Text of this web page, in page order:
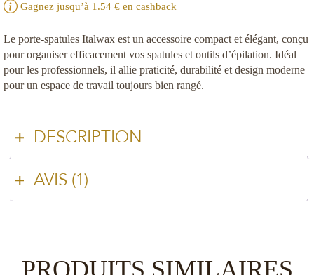
Gagnez jusqu’à 1.54 € en cashback
Le porte-spatules Italwax est un accessoire compact et élégant, conçu
pour organiser efficacement vos spatules et outils d’épilation. Idéal
pour les professionnels, il allie praticité, durabilité et design moderne
pour un espace de travail toujours bien rangé.
DESCRIPTION
Porte Spatules Italwax – Organisation Élégante et
Fonctionnelle
Le porte-spatules Italwax est l’outil idéal pour maintenir votre
AVIS (1)
orlanne.rancelot (client confirmé) – 24.07.2026
PRODUITS SIMILAIRES